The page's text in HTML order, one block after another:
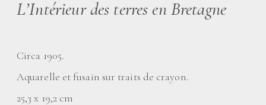
L’Intérieur des terres en Bretagne
Circa 1905.
Aquarelle et fusain sur traits de crayon.
25,3 x 19,2 cm